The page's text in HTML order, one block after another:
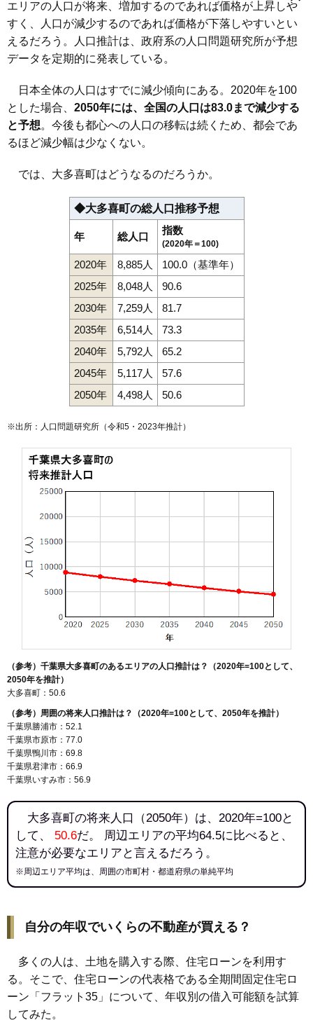
エリアの人口が将来、増加するのであれば価格が上昇しや
すく、人口が減少するのであれば価格が下落しやすいとい
えるだろう。人口推計は、政府系の人口問題研究所が予想
データを定期的に発表している。
日本全体の人口はすでに減少傾向にある。2020年を100
とした場合、 2050年には、全国の人口は83.0まで減少する
と予想。今後も都心への人口の移転は続くため、都会であ
るほど減少幅は少なくない。
では、大多喜町はどうなるのだろうか。
◆大多喜町の総人口推移予想
年 総人口
指数
(2020年＝100)
2020年 8,885人
100.0（基準年）
2025年
8,048人
90.6
2030年
7,259人
81.7
2035年
6,514人
73.3
2040年
5,792人
65.2
2045年
5,117人
57.6
2050年
4,498人 50.6
※出所：人口問題研究所（令和5・2023年推計）
（参考）千葉県大多喜町のあるエリアの人口推計は？（2020年=100として、
2050年を推計）
大多喜町：50.6
（参考）周囲の将来人口推計は？（2020年=100として、2050年を推計）
千葉県勝浦市：52.1
千葉県市原市：77.0
千葉県鴨川市：69.8
千葉県君津市：66.9
千葉県いすみ市：56.9
大多喜町の将来人口（2050年）は、2020年=100と
して、 50.6だ。 周辺エリアの平均64.5に比べると、
注意が必要なエリアと言えるだろう。
※周辺エリア平均は、周囲の市町村・都道府県の単純平均
自分の年収でいくらの不動産が買える？
多くの人は、土地を購入する際、住宅ローンを利用す
る。そこで、住宅ローンの代表格である全期間固定住宅ロ
ーン「フラット35」について、年収別の借入可能額を試算
してみた。
上原大多喜大戸小土呂久保 黒原紺屋猿稲 下大多喜新丁田丁
中野船子横山
大多喜駅 東総元駅 総元駅 上総中野駅城見ケ丘駅